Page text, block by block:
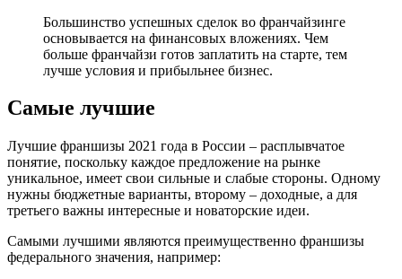
Большинство успешных сделок во франчайзинге
основывается на финансовых вложениях. Чем
больше франчайзи готов заплатить на старте, тем
лучше условия и прибыльнее бизнес.
Самые лучшие
Лучшие франшизы 2021 года в России – расплывчатое
понятие, поскольку каждое предложение на рынке
уникальное, имеет свои сильные и слабые стороны. Одному
нужны бюджетные варианты, второму – доходные, а для
третьего важны интересные и новаторские идеи.
Самыми лучшими являются преимущественно франшизы
федерального значения, например: